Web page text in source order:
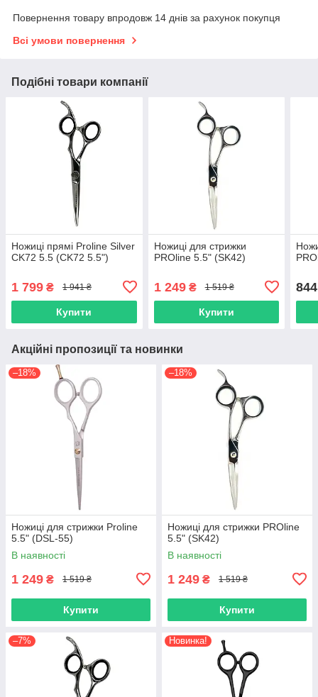
Повернення товару впродовж 14 днів за рахунок покупця
Всі умови повернення
Подібні товари компанії
Ножиці прямі Proline Silver
CK72 5.5 (CK72 5.5")
1 799 ₴ 1 941 ₴
Купити
Ножиці для стрижки
PROline 5.5" (SK42)
1 249₴ 1 519 ₴
Купити
844
Акційні пропозиції та новинки
–18%
Ножиці для стрижки Proline
5.5" (DSL-55)
В наявності
1 249 ₴ 1 519 ₴
Купити
–18%
Ножиці для стрижки PROline
5.5" (SK42)
В наявності
1 249 ₴ 1 519 ₴
Купити
–7% Новинка!